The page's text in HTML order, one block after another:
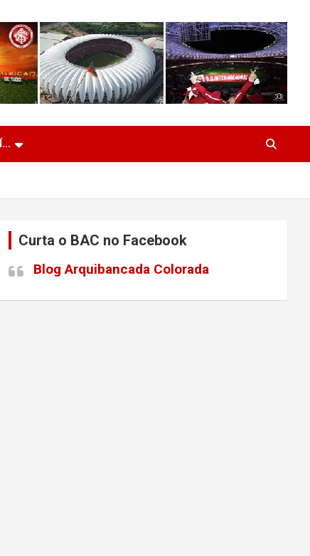
Curta o BAC no Facebook
Blog Arquibancada Colorada